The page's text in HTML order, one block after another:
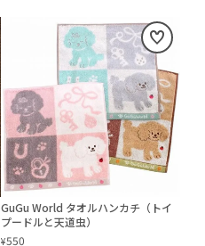
GuGu World タオルハンカチ（トイ
プードルと天道虫）
¥550